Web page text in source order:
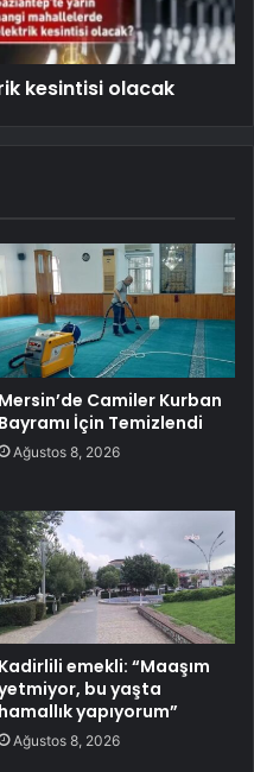
kesintisi olacak
Mersin’de Camiler Kurban
Bayramı İçin Temizlendi
Ağustos 8, 2026
Kadirlili emekli: “Maaşım
bu yaşta
hamallık yapıyorum”
Ağustos 8, 2026